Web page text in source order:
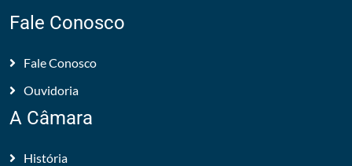
Fale Conosco
Fale Conosco
Ouvidoria
A Câmara
História